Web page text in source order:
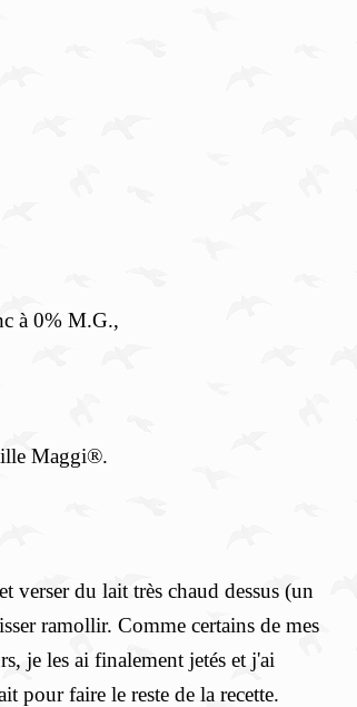
à 0% M.G.,
Maggi®.
verser du lait très chaud dessus (un
ramollir. Comme certains de mes
je les ai finalement jetés et j'ai
pour faire le reste de la recette.